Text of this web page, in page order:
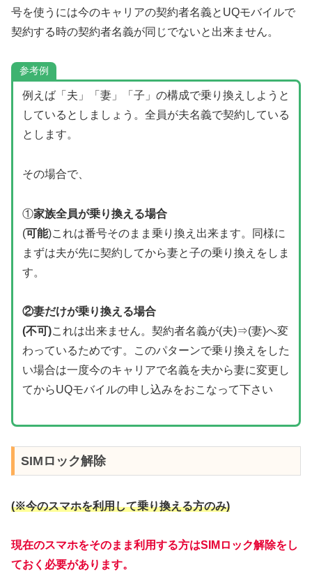
号を使うには今のキャリアの契約者名義とUQモバイルで
契約する時の契約者名義が同じでないと出来ません。
参考例
例えば「夫」「妻」「子」の構成で乗り換えしようと
しているとしましょう。全員が夫名義で契約している
とします。
その場合で、
①家族全員が乗り換える場合
(可能)これは番号そのまま乗り換え出来ます。同様に
まずは夫が先に契約してから妻と子の乗り換えをしま
す。
②妻だけが乗り換える場合
(不可)これは出来ません。契約者名義が(夫)⇒(妻)へ変
わっているためです。このパターンで乗り換えをした
い場合は一度今のキャリアで名義を夫から妻に変更し
てからUQモバイルの申し込みをおこなって下さい
SIMロック解除
(※今のスマホを利用して乗り換える方のみ)
現在のスマホをそのまま利用する方はSIMロック解除をし
ておく必要があります。